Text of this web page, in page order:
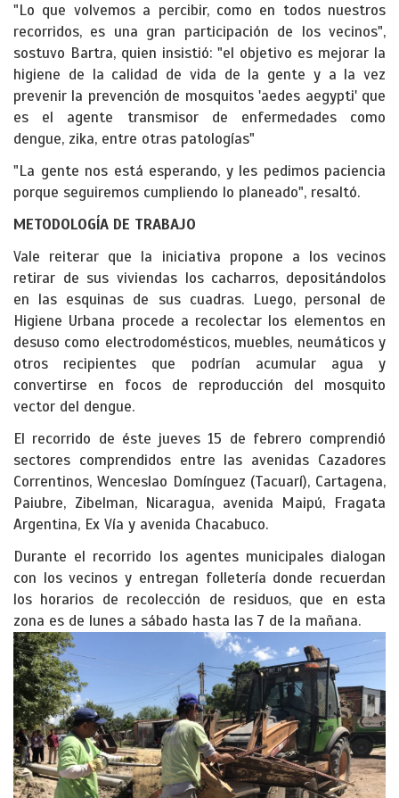
"Lo que volvemos a percibir, como en todos nuestros
recorridos, es una gran participación de los vecinos",
sostuvo Bartra, quien insistió: "el objetivo es mejorar la
higiene de la calidad de vida de la gente y a la vez
prevenir la prevención de mosquitos 'aedes aegypti' que
es el agente transmisor de enfermedades como
dengue, zika, entre otras patologías"
"La gente nos está esperando, y les pedimos paciencia
porque seguiremos cumpliendo lo planeado", resaltó.
METODOLOGÍA DE TRABAJO
Vale reiterar que la iniciativa propone a los vecinos
retirar de sus viviendas los cacharros, depositándolos
en las esquinas de sus cuadras. Luego, personal de
Higiene Urbana procede a recolectar los elementos en
desuso como electrodomésticos, muebles, neumáticos y
otros recipientes que podrían acumular agua y
convertirse en focos de reproducción del mosquito
vector del dengue.
El recorrido de éste jueves 15 de febrero comprendió
sectores comprendidos entre las avenidas Cazadores
Correntinos, Wenceslao Domínguez (Tacuarí), Cartagena,
Paiubre, Zibelman, Nicaragua, avenida Maipú, Fragata
Argentina, Ex Vía y avenida Chacabuco.
Durante el recorrido los agentes municipales dialogan
con los vecinos y entregan folletería donde recuerdan
los horarios de recolección de residuos, que en esta
zona es de lunes a sábado hasta las 7 de la mañana.